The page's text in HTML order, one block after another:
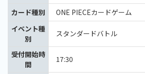
カード種別
ONE PIECEカードゲーム
イベント種
別
スタンダードバトル
受付開始時
間
17:30